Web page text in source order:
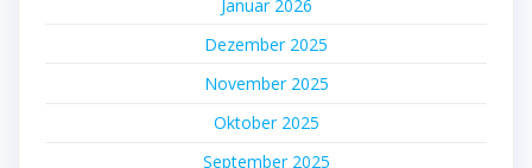
Januar 2026
Dezember 2025
November 2025
Oktober 2025
September 2025